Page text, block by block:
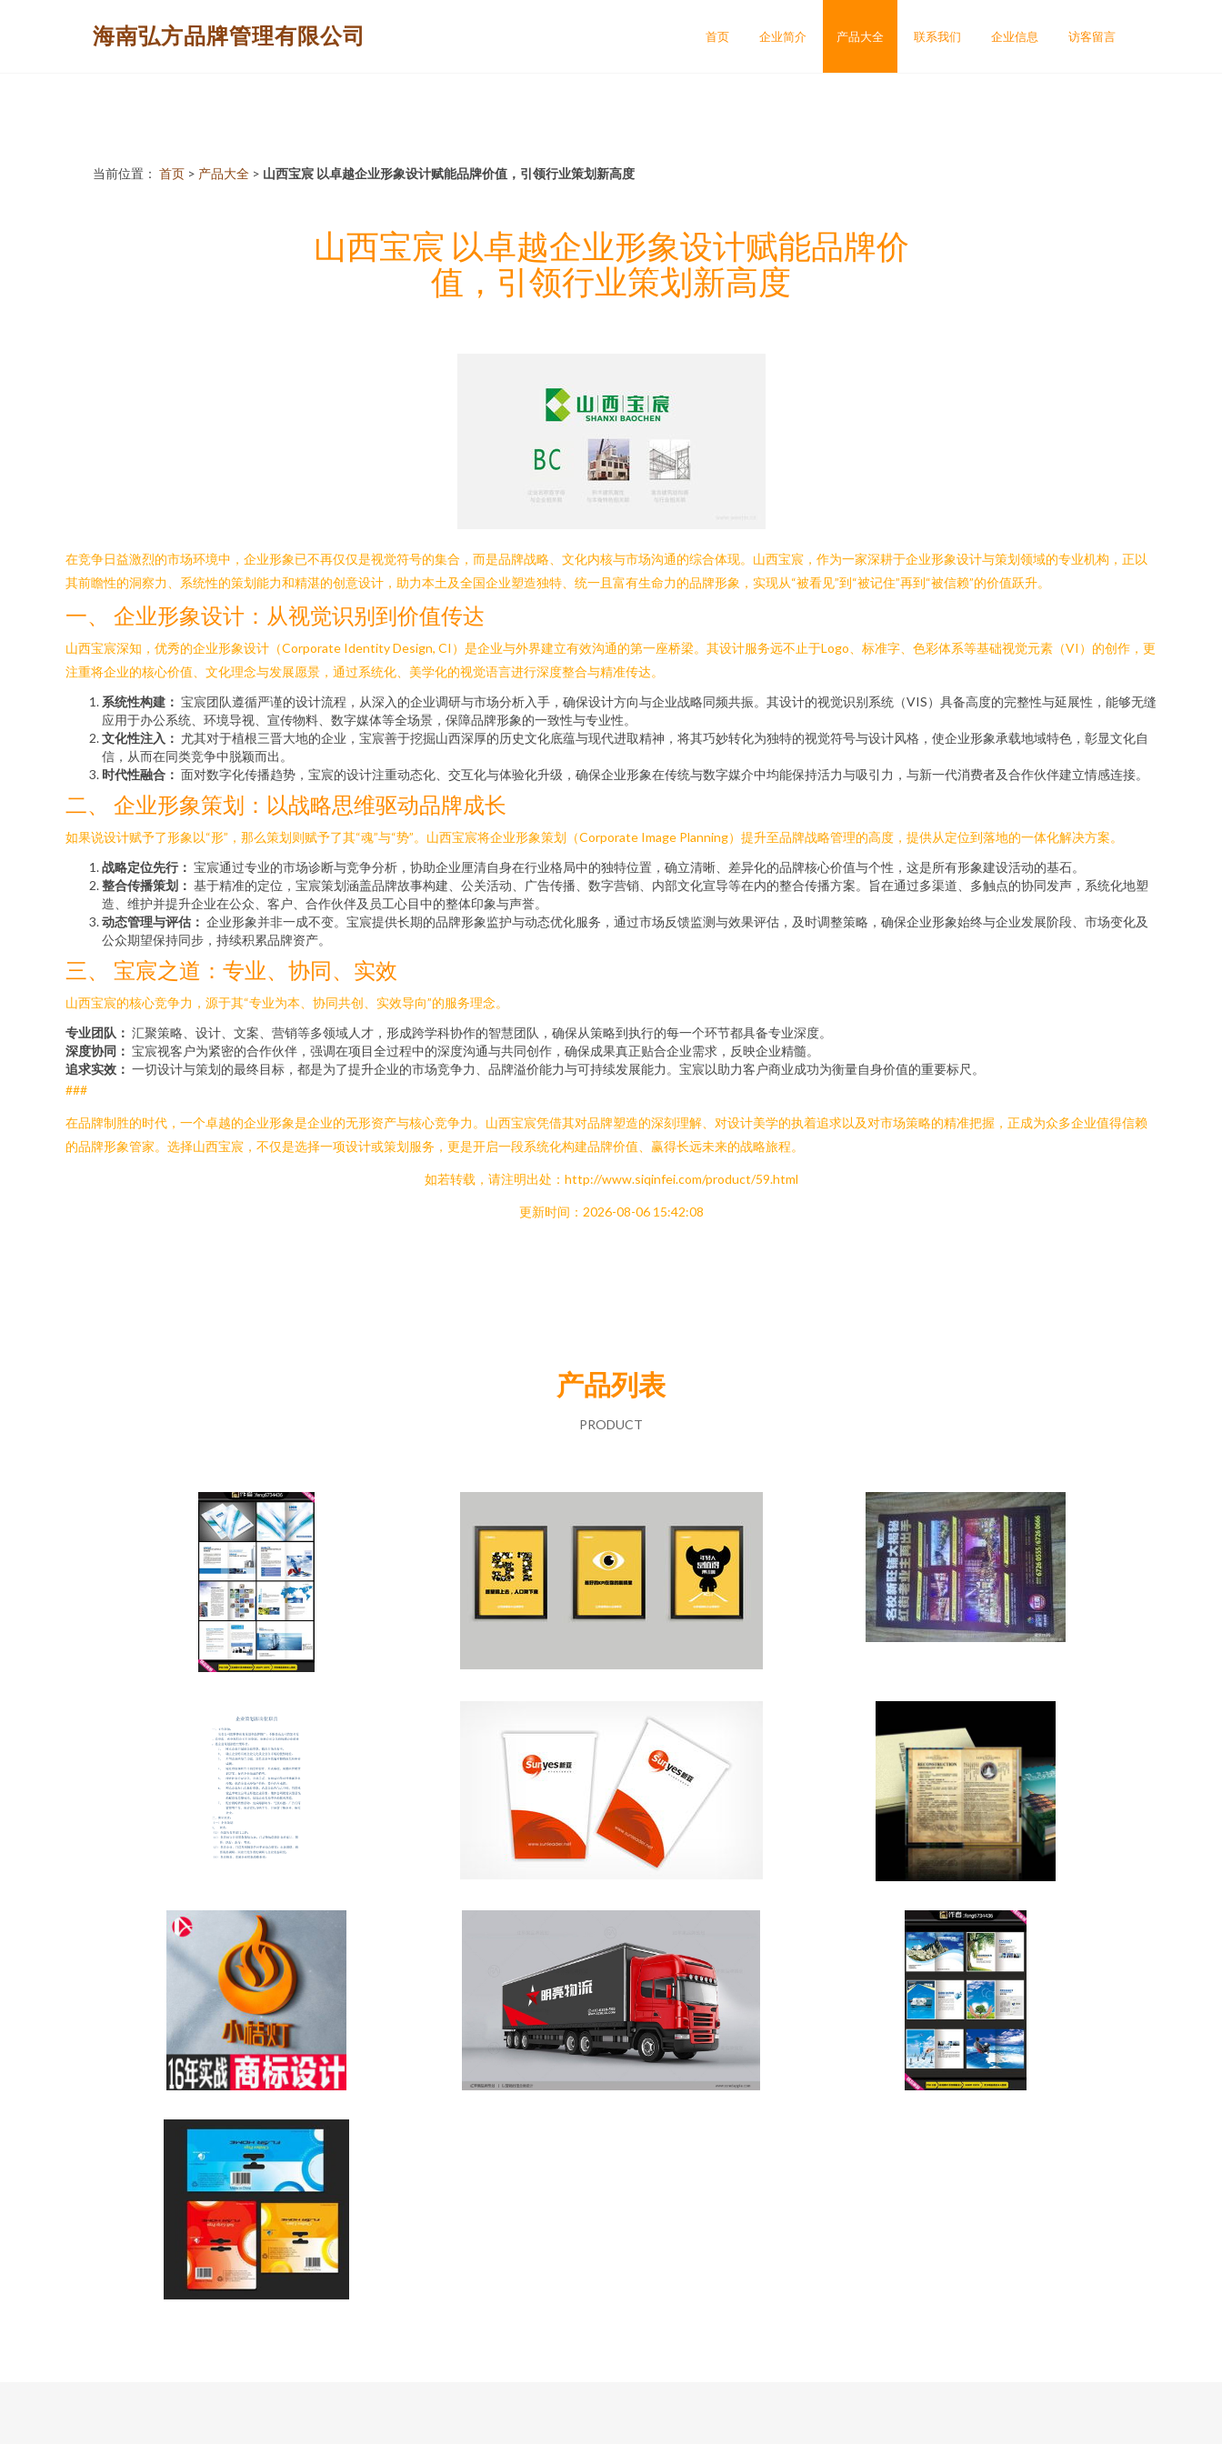
海南弘方品牌管理有限公司 首页 企业简介 产品大全 联系我们 企业信息 访客留言
当前位置： 首页 > 产品大全 > 山西宝宸 以卓越企业形象设计赋能品牌价值，引领行业策划新高度
山西宝宸 以卓越企业形象设计赋能品牌价
值，引领行业策划新高度
在竞争日益激烈的市场环境中，企业形象已不再仅仅是视觉符号的集合，而是品牌战略、文化内核与市场沟通的综合体现。山西宝宸，作为一家深耕于企业形象设计与策划领域的专业机构，正以
其前瞻性的洞察力、系统性的策划能力和精湛的创意设计，助力本土及全国企业塑造独特、统一且富有生命力的品牌形象，实现从“被看见”到“被记住”再到“被信赖”的价值跃升。
一、 企业形象设计：从视觉识别到价值传达
山西宝宸深知，优秀的企业形象设计（Corporate Identity Design, CI）是企业与外界建立有效沟通的第一座桥梁。其设计服务远不止于Logo、标准字、色彩体系等基础视觉元素（VI）的创作，更
注重将企业的核心价值、文化理念与发展愿景，通过系统化、美学化的视觉语言进行深度整合与精准传达。
系统性构建： 宝宸团队遵循严谨的设计流程，从深入的企业调研与市场分析入手，确保设计方向与企业战略同频共振。其设计的视觉识别系统（VIS）具备高度的完整性与延展性，能够无缝
应用于办公系统、环境导视、宣传物料、数字媒体等全场景，保障品牌形象的一致性与专业性。
文化性注入： 尤其对于植根三晋大地的企业，宝宸善于挖掘山西深厚的历史文化底蕴与现代进取精神，将其巧妙转化为独特的视觉符号与设计风格，使企业形象承载地域特色，彰显文化自
信，从而在同类竞争中脱颖而出。
时代性融合： 面对数字化传播趋势，宝宸的设计注重动态化、交互化与体验化升级，确保企业形象在传统与数字媒介中均能保持活力与吸引力，与新一代消费者及合作伙伴建立情感连接。
二、 企业形象策划：以战略思维驱动品牌成长
如果说设计赋予了形象以“形”，那么策划则赋予了其“魂”与“势”。山西宝宸将企业形象策划（Corporate Image Planning）提升至品牌战略管理的高度，提供从定位到落地的一体化解决方案。
战略定位先行： 宝宸通过专业的市场诊断与竞争分析，协助企业厘清自身在行业格局中的独特位置，确立清晰、差异化的品牌核心价值与个性，这是所有形象建设活动的基石。
整合传播策划： 基于精准的定位，宝宸策划涵盖品牌故事构建、公关活动、广告传播、数字营销、内部文化宣导等在内的整合传播方案。旨在通过多渠道、多触点的协同发声，系统化地塑
造、维护并提升企业在公众、客户、合作伙伴及员工心目中的整体印象与声誉。
动态管理与评估： 企业形象并非一成不变。宝宸提供长期的品牌形象监护与动态优化服务，通过市场反馈监测与效果评估，及时调整策略，确保企业形象始终与企业发展阶段、市场变化及
公众期望保持同步，持续积累品牌资产。
三、 宝宸之道：专业、协同、实效
山西宝宸的核心竞争力，源于其“专业为本、协同共创、实效导向”的服务理念。
专业团队： 汇聚策略、设计、文案、营销等多领域人才，形成跨学科协作的智慧团队，确保从策略到执行的每一个环节都具备专业深度。
深度协同： 宝宸视客户为紧密的合作伙伴，强调在项目全过程中的深度沟通与共同创作，确保成果真正贴合企业需求，反映企业精髓。
追求实效： 一切设计与策划的最终目标，都是为了提升企业的市场竞争力、品牌溢价能力与可持续发展能力。宝宸以助力客户商业成功为衡量自身价值的重要标尺。
###
在品牌制胜的时代，一个卓越的企业形象是企业的无形资产与核心竞争力。山西宝宸凭借其对品牌塑造的深刻理解、对设计美学的执着追求以及对市场策略的精准把握，正成为众多企业值得信赖
的品牌形象管家。选择山西宝宸，不仅是选择一项设计或策划服务，更是开启一段系统化构建品牌价值、赢得长远未来的战略旅程。
如若转载，请注明出处：http://www.siqinfei.com/product/59.html
更新时间：2026-08-06 15:42:08
产品列表
PRODUCT